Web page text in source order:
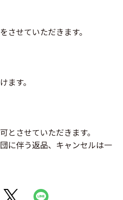
せていただきます。
ます。
させていただきます。
に伴う返品、キャンセルは一